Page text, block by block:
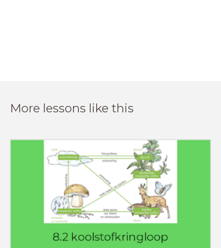
More lessons like this